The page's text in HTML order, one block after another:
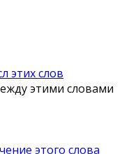
этих слов
этими словами
этого слова